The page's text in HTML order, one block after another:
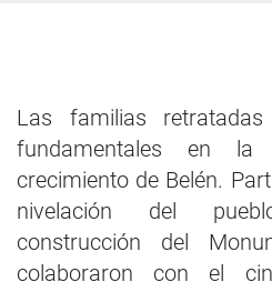
Las familias
fundamentales en
crecimiento de Belén.
nivelación del
construcción del
colaboraron con el